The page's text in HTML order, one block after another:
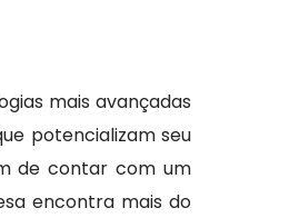
mais avançadas
potencializam seu
de contar com um
encontra mais do